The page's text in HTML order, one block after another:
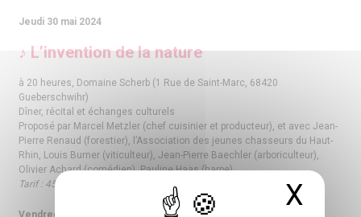
X
Jeudi 30 mai 2024
♪ L’invention de la nature
à 20 heures, Domaine Scherb (1 Rue de Saint-Marc, 68420
Gueberschwihr)
Dîner, récital et échanges culturels
Proposé par Marcel Metzler (chef cuisinier et producteur), et avec Jean-
Pierre Renaud (forestier), l’Association des jeunes chasseurs du Haut-
Rhin, Louis Burner (viticulteur), Jean-Pierre Baechler (arboriculteur),
Olivier Achard (comédien), Pauline Haas (harpe)
Tarif : 45 euros (réservations obligatoires avant le 25 mai)
Vendredi 31 mai 2024